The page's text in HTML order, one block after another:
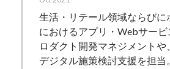
生活・リテール領域ならび
におけるアプリ・Webサー
ロダクト開発マネジメント
デジタル施策検討支援を担当。